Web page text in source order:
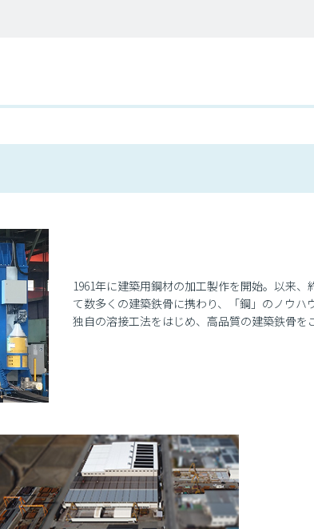
1961年に建築用鋼材の加工製作を開始。以来
て数多くの建築鉄骨に携わり、「鋼」のノウハ
独自の溶接工法をはじめ、高品質の建築鉄骨を